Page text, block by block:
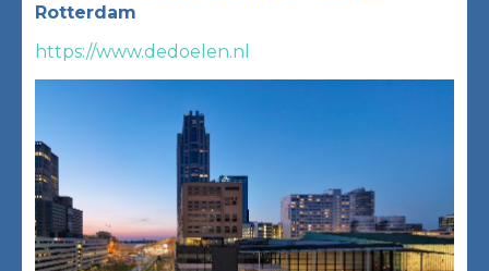
Rotterdam
https://www.dedoelen.nl